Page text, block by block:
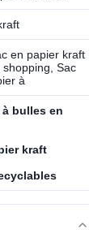
en papier kraft
Sac
à
bulles en
kraft